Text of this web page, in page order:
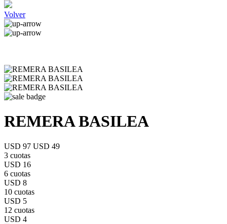
Volver
REMERA BASILEA
USD 97 USD 49
3 cuotas
USD 16
6 cuotas
USD 8
10 cuotas
USD 5
12 cuotas
USD 4